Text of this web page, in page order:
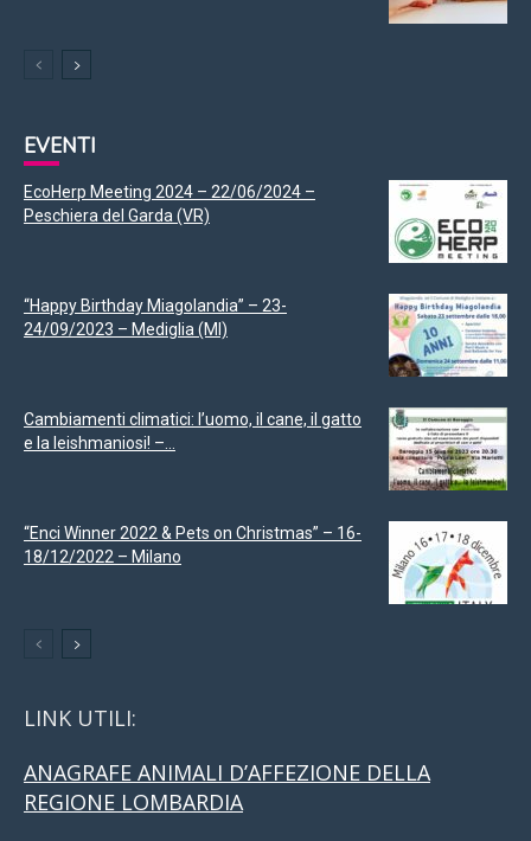
EVENTI
EcoHerp Meeting 2024 – 22/06/2024 –
Peschiera del Garda (VR)
“Happy Birthday Miagolandia” – 23-
24/09/2023 – Mediglia (MI)
Cambiamenti climatici: l’uomo, il cane, il gatto
e la leishmaniosi! –...
“Enci Winner 2022 & Pets on Christmas” – 16-
18/12/2022 – Milano
LINK UTILI:
ANAGRAFE ANIMALI D’AFFEZIONE DELLA
REGIONE LOMBARDIA